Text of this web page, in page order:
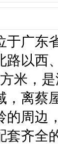
广东省
路以西
米，
，离蔡
周边，
套齐全